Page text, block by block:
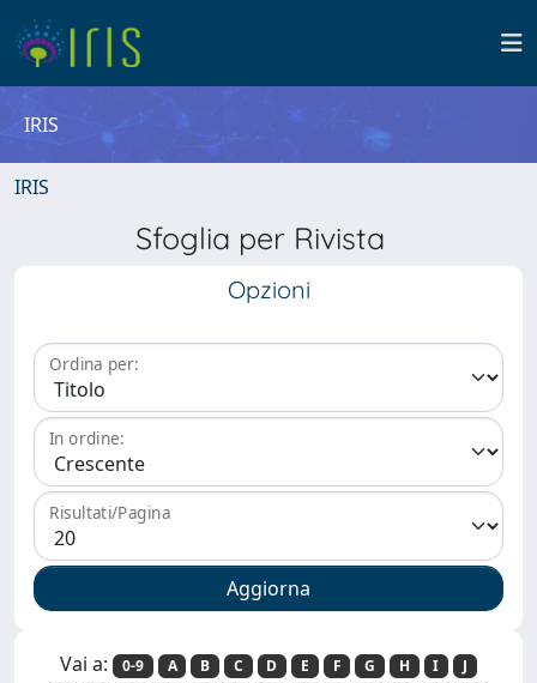
IRIS
IRIS
Sfoglia per Rivista
Opzioni
Ordina per:
In ordine:
Risultati/Pagina
Vai a: 0-9 A B C D E F G H I
J